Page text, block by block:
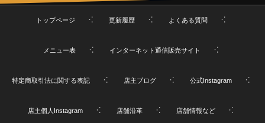
トップページ 更新履歴 よくある質問
メニュー表 インターネット通信販売サイト
特定商取引法に関する表記 店主ブログ 公式Instagram
店主個人Instagram 店舗沿革 店舗情報など